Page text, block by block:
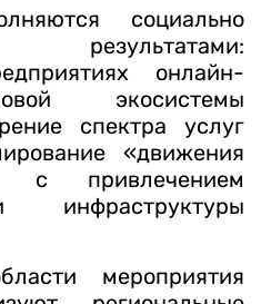
социально
результатами:
онлайн-
экосистемы
спектра услуг
«движения
с привлечением
инфраструктуры
мероприятия